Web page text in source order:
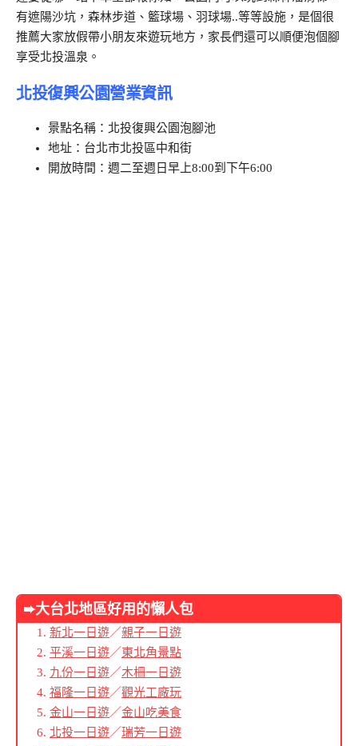
有遮陽沙坑，森林步道、籃球場、羽球場..等等設施，是個很
推薦大家放假帶小朋友來遊玩地方，家長們還可以順便泡個腳
享受北投溫泉。
北投復興公園營業資訊
景點名稱：北投復興公園泡腳池
地址：台北市北投區中和街
開放時間：週二至週日早上8:00到下午6:00
➨大台北地區好用的懶人包
新北一日遊／親子一日遊
平溪一日遊／東北角景點
九份一日遊／木柵一日遊
福隆一日遊／觀光工廠玩
金山一日遊／金山吃美食
北投一日遊／瑞芳一日遊